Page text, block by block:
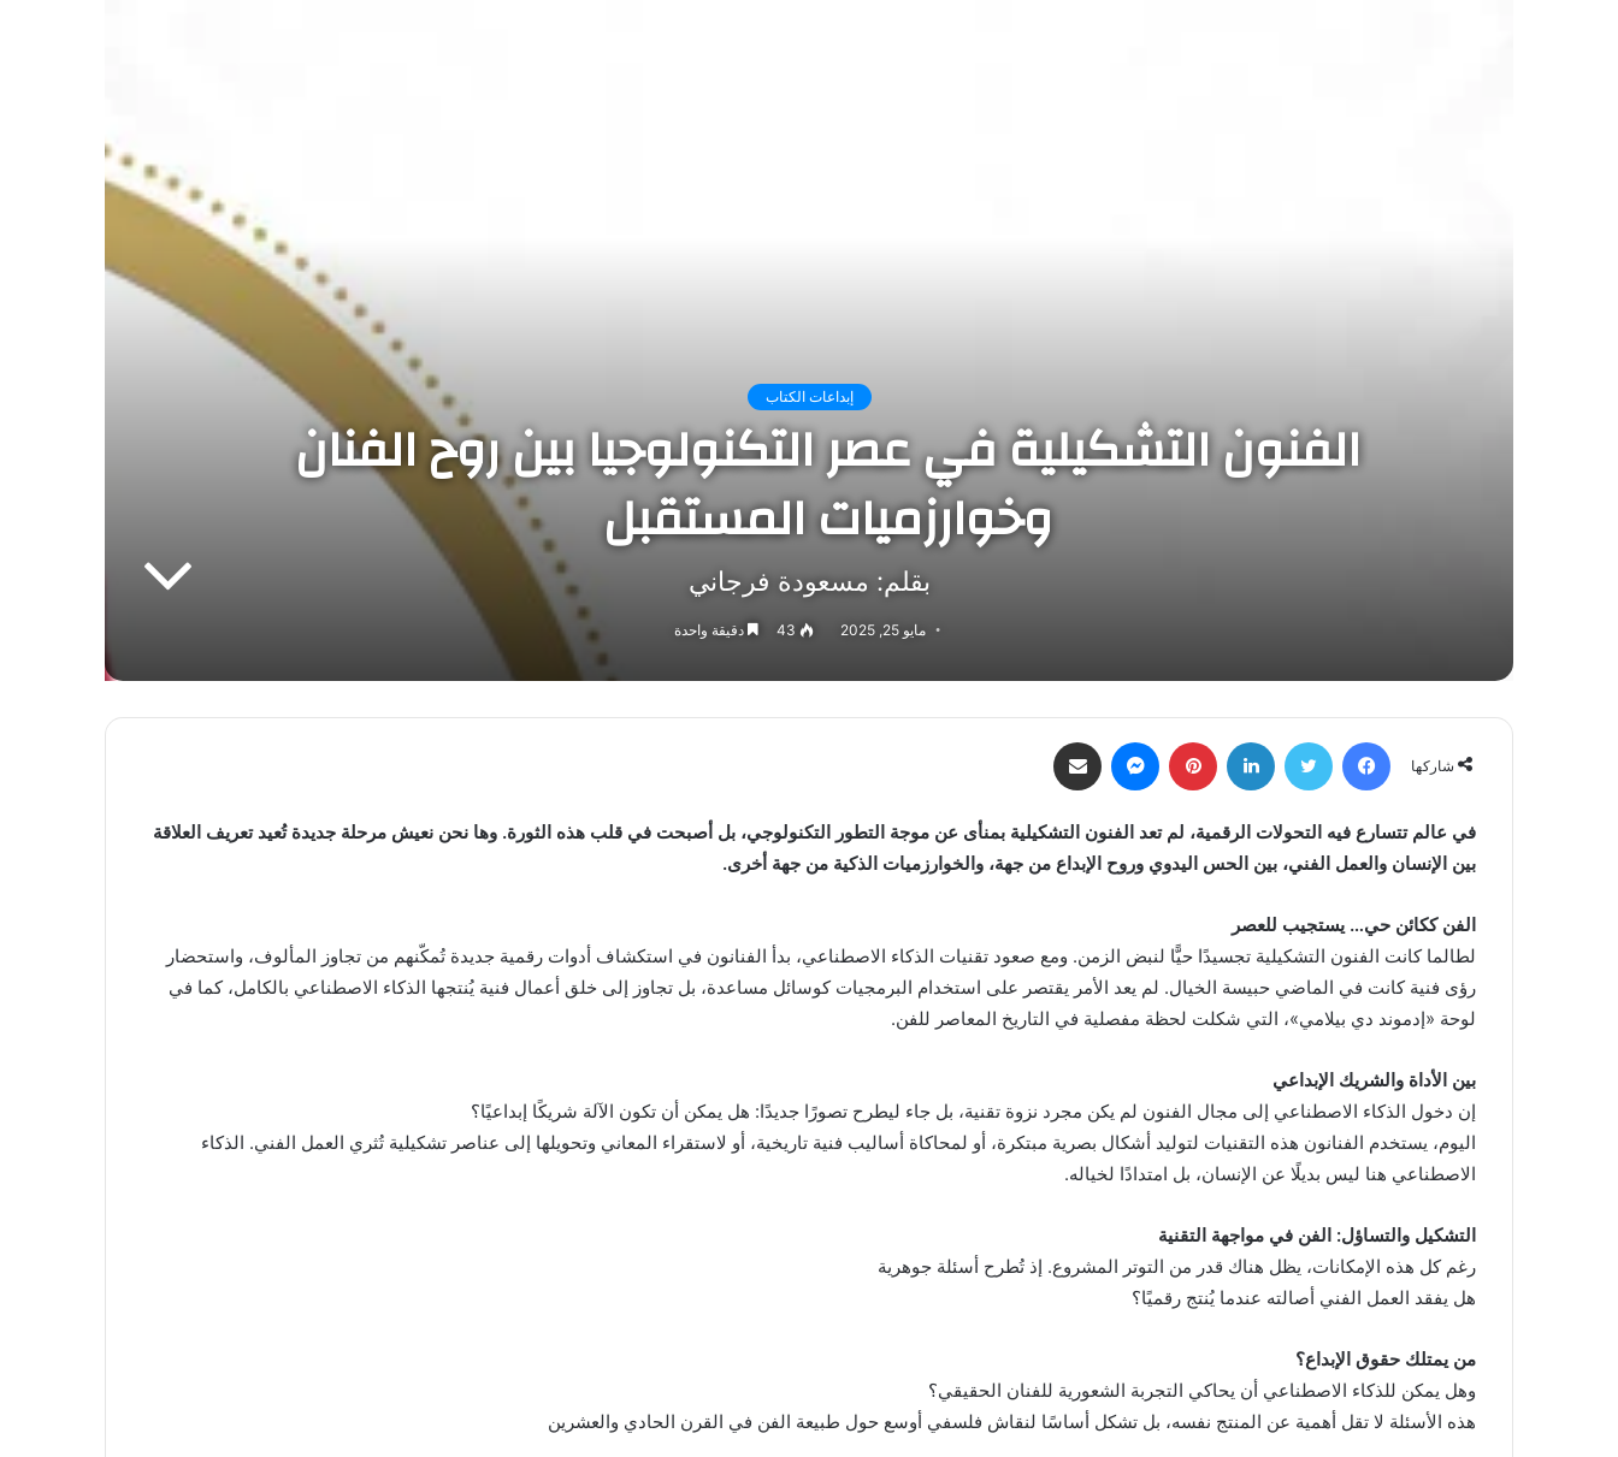
إبداعات الكتاب
الفنون التشكيلية في عصر التكنولوجيا بين روح الفنان
وخوارزميات المستقبل
بقلم: مسعودة فرجاني
مايو 25, 2025 43 دقيقة واحدة
شاركها
في عالم تتسارع فيه التحولات الرقمية، لم تعد الفنون التشكيلية بمنأى عن موجة التطور التكنولوجي، بل أصبحت في قلب هذه الثورة. وها نحن نعيش مرحلة جديدة تُعيد تعريف العلاقة
بين الإنسان والعمل الفني، بين الحس اليدوي وروح الإبداع من جهة، والخوارزميات الذكية من جهة أخرى.
الفن ككائن حي… يستجيب للعصر
لطالما كانت الفنون التشكيلية تجسيدًا حيًّا لنبض الزمن. ومع صعود تقنيات الذكاء الاصطناعي، بدأ الفنانون في استكشاف أدوات رقمية جديدة تُمكّنهم من تجاوز المألوف، واستحضار
رؤى فنية كانت في الماضي حبيسة الخيال. لم يعد الأمر يقتصر على استخدام البرمجيات كوسائل مساعدة، بل تجاوز إلى خلق أعمال فنية يُنتجها الذكاء الاصطناعي بالكامل، كما في
لوحة «إدموند دي بيلامي»، التي شكلت لحظة مفصلية في التاريخ المعاصر للفن.
بين الأداة والشريك الإبداعي
إن دخول الذكاء الاصطناعي إلى مجال الفنون لم يكن مجرد نزوة تقنية، بل جاء ليطرح تصورًا جديدًا: هل يمكن أن تكون الآلة شريكًا إبداعيًا؟
اليوم، يستخدم الفنانون هذه التقنيات لتوليد أشكال بصرية مبتكرة، أو لمحاكاة أساليب فنية تاريخية، أو لاستقراء المعاني وتحويلها إلى عناصر تشكيلية تُثري العمل الفني. الذكاء
الاصطناعي هنا ليس بديلًا عن الإنسان، بل امتدادًا لخياله.
التشكيل والتساؤل: الفن في مواجهة التقنية
رغم كل هذه الإمكانات، يظل هناك قدر من التوتر المشروع. إذ تُطرح أسئلة جوهرية
هل يفقد العمل الفني أصالته عندما يُنتج رقميًا؟
من يمتلك حقوق الإبداع؟
وهل يمكن للذكاء الاصطناعي أن يحاكي التجربة الشعورية للفنان الحقيقي؟
هذه الأسئلة لا تقل أهمية عن المنتج نفسه، بل تشكل أساسًا لنقاش فلسفي أوسع حول طبيعة الفن في القرن الحادي والعشرين